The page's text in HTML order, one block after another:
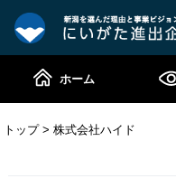
で
ば
ホーム
トップ >株式会社ハイド